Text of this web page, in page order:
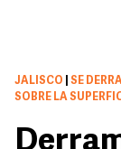
JALISCO
SE
SOBRE LA